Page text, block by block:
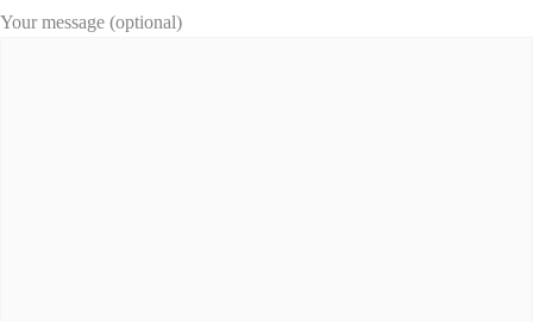
Your message (optional)